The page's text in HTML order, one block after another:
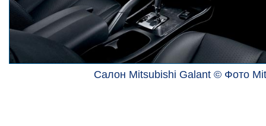
Салон Mitsubishi Galant © Фото